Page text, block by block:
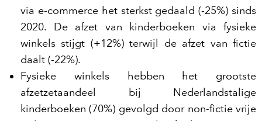
via e-commerce het sterkst gedaald (-25%) sinds
2020. De afzet van kinderboeken via fysieke
winkels stijgt (+12%) terwijl de afzet van fictie
daalt (-22%).
Fysieke winkels hebben het grootste
afzetzetaandeel bij Nederlandstalige
kinderboeken (70%) gevolgd door non-fictie vrije